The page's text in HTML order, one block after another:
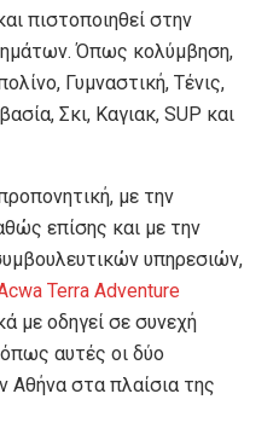
πιστοποιηθεί στην
Όπως κολύμβηση,
Γυμναστική, Τένις,
Σκι, Καγιακ, SUP και
με την
επίσης και με την
υπηρεσιών,
Terra Adventure
με οδηγεί σε συνεχή
αυτές οι δύο
Αθήνα στα πλαίσια της